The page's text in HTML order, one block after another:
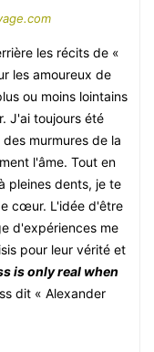
les récits de «
les amoureux de
ou moins lointains
J'ai toujours été
murmures de la
l'âme. Tout en
pleines dents, je te
cœur. L'idée d'être
d'expériences me
pour leur vérité et
is only real when
dit « Alexander